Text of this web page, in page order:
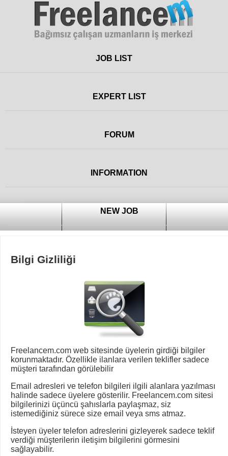
FreelanceJOB LIST
EXPERT LIST
FORUM
INFORMATION
NEW JOB
Bilgi Gizliliği
Freelancem.com web sitesinde üyelerin girdiği bilgiler
korunmaktadır. Özellikle ilanlara verilen teklifler sadece
müşteri tarafından görülebilir
Email adresleri ve telefon bilgileri ilgili alanlara yazılması
halinde sadece üyelere gösterilir. Freelancem.com sitesi
bilgilerinizi üçüncü şahıslarla paylaşmaz, siz
istemediğiniz sürece size email veya sms atmaz.
İsteyen üyeler telefon adreslerini gizleyerek sadece teklif
verdiği müşterilerin iletişim bilgilerini görmesini
sağlayabilir.